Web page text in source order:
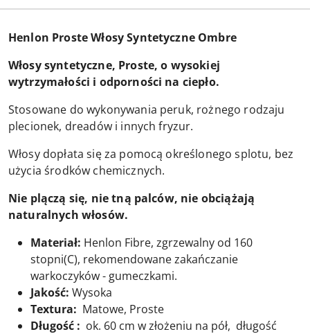
Henlon Proste Włosy Syntetyczne Ombre
Włosy syntetyczne, Proste, o wysokiej
wytrzymałości i odporności na ciepło.
Stosowane do wykonywania peruk, rożnego rodzaju
plecionek, dreadów i innych fryzur.
Włosy dopłata się za pomocą określonego splotu, bez
użycia środków chemicznych.
Nie plączą się, nie tną palców, nie obciążają
naturalnych włosów.
Materiał: Henlon Fibre, zgrzewalny od 160
stopni(C), rekomendowane zakańczanie
warkoczyków - gumeczkami.
Jakość: Wysoka
Textura: Matowe, Proste
Długość : ok. 60 cm w złożeniu na pół, długość